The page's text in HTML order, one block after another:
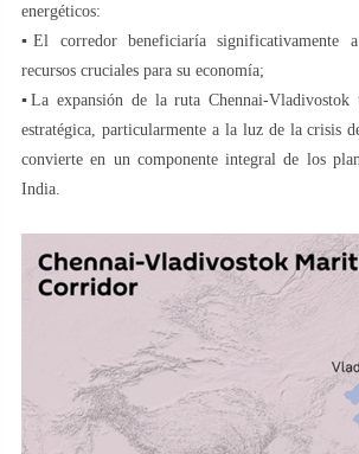
energéticos:
▪️El corredor beneficiaría significativamente
recursos cruciales para su economía;
▪️La expansión de la ruta Chennai-Vladivostok
estratégica, particularmente a la luz de la crisis
convierte en un componente integral de los
India.